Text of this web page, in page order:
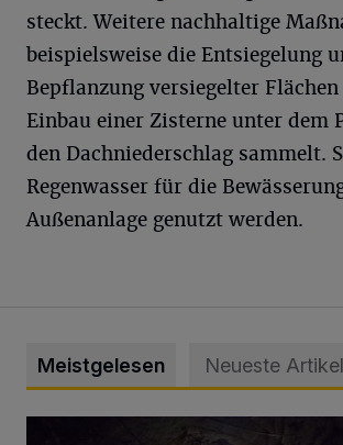
steckt. Weitere nachhaltige
beispielsweise die Entsiegelung
Bepflanzung versiegelter
Einbau einer Zisterne unter dem
den Dachniederschlag sammelt.
Regenwasser für die
Außenanlage genutzt werden.
Meistgelesen Neueste Artikel